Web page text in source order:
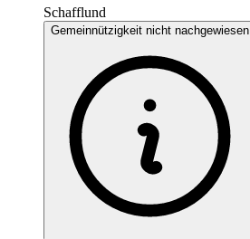
Schafflund
Gemeinnützigkeit nicht nachgewiesen